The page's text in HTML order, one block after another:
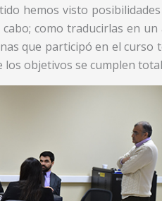
hemos visto
como traducirlas en
que participó en el
los objetivos se cumplen